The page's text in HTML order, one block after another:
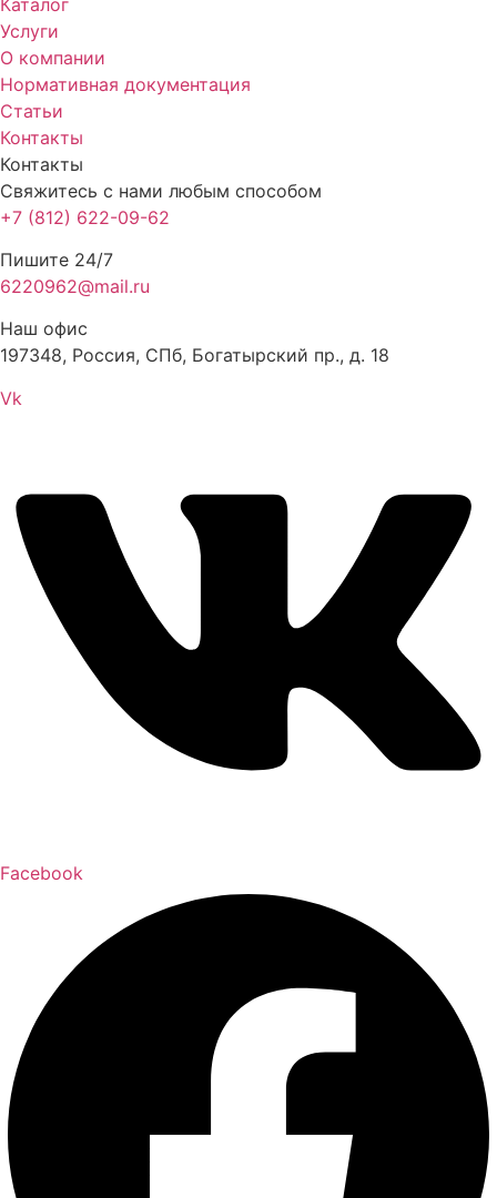
Услуги
О компании
Нормативная документация
Статьи
Контакты
Контакты
Свяжитесь с нами любым способом
+7 (812) 622-09-62
Пишите 24/7
6220962@mail.ru
Наш офис
197348, Россия, СПб, Богатырский пр., д. 18
Vk
Facebook